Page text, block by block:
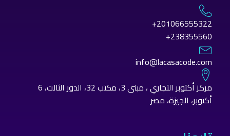
201066555322+
238355560+
info@lacasacode.com
مركز أكتوبر التجاري ، مبنى 3، مكتب 32، الدور الثالث، 6
أكتوبر، الجيزة، مصر